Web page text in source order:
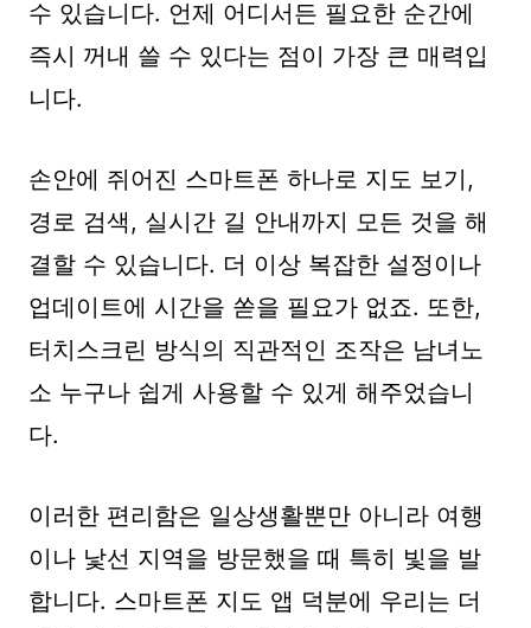
수 있습니다. 언제 어디서든 필요한 순간에
즉시 꺼내 쓸 수 있다는 점이 가장 큰 매력입
니다.
손안에 쥐어진 스마트폰 하나로 지도 보기,
경로 검색, 실시간 길 안내까지 모든 것을 해
결할 수 있습니다. 더 이상 복잡한 설정이나
업데이트에 시간을 쏟을 필요가 없죠. 또한,
터치스크린 방식의 직관적인 조작은 남녀노
소 누구나 쉽게 사용할 수 있게 해주었습니
다.
이러한 편리함은 일상생활뿐만 아니라 여행
이나 낯선 지역을 방문했을 때 특히 빛을 발
합니다. 스마트폰 지도 앱 덕분에 우리는 더